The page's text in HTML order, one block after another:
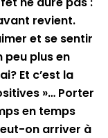
revient.
et se sentir
peu plus en
Et c’est la
»… Porter
en temps
on arriver à